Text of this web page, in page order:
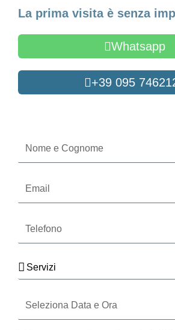
La prima visita è senza
Whatsapp
+39 095
Cognome
Servizi
Data
e